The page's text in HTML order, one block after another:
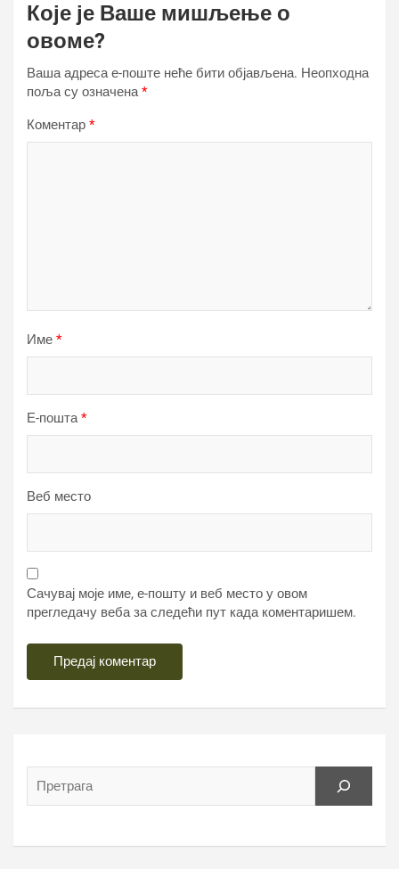
Које је Ваше мишљење о
овоме?
Ваша адреса е-поште неће бити објављена. Неопходна
поља су означена*
Коментар *
Име *
Е-пошта*
Веб место
Сачувај моје име, е-пошту и веб место у овом
прегледачу веба за следећи пут када коментаришем.